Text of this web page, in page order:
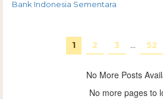
Bank Indonesia Sementara
1 2 3 … 52
No More Posts
No more pages to